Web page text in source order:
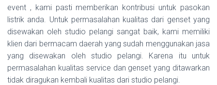
event , kami pasti memberikan kontribusi untuk pasokan
listrik anda. Untuk permasalahan kualitas dari genset yang
disewakan oleh studio pelangi sangat baik, kami memiliki
klien dari bermacam daerah yang sudah menggunakan jasa
yang disewakan oleh studio pelangi. Karena itu untuk
permasalahan kualitas service dan genset yang ditawarkan
tidak diragukan kembali kualitas dari studio pelangi.